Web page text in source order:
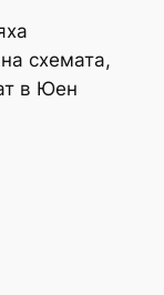
схемата,
в Юен